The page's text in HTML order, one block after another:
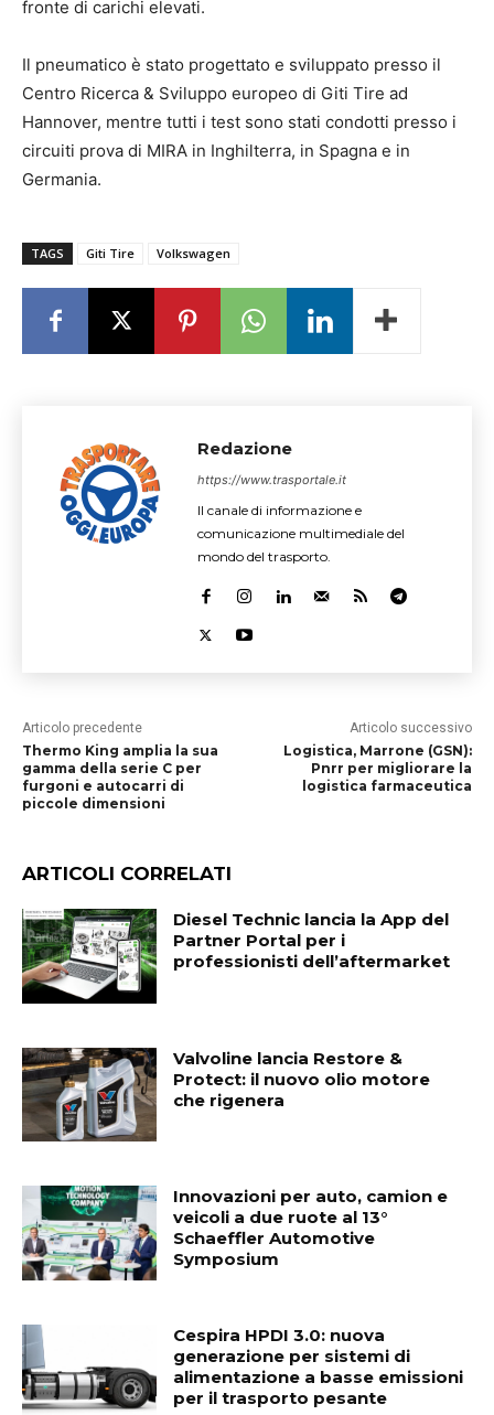
fronte di carichi elevati.
Il pneumatico è stato progettato e sviluppato presso il
Centro Ricerca & Sviluppo europeo di Giti Tire ad
Hannover, mentre tutti i test sono stati condotti presso i
circuiti prova di MIRA in Inghilterra, in Spagna e in
Germania.
TAGS Giti Tire Volkswagen
Redazione
https://www.trasportale.it
Il canale di informazione e
comunicazione multimediale del
mondo del trasporto.
Articolo precedente
Thermo King amplia la sua
gamma della serie C per
furgoni e autocarri di
piccole dimensioni
Articolo successivo
Logistica, Marrone (GSN):
Pnrr per migliorare la
logistica farmaceutica
ARTICOLI CORRELATI
Diesel Technic lancia la App del
Partner Portal per i
professionisti dell’aftermarket
Valvoline lancia Restore &
Protect: il nuovo olio motore
che rigenera
Innovazioni per auto, camion e
veicoli a due ruote al 13°
Schaeffler Automotive
Symposium
Cespira HPDI 3.0: nuova
generazione per sistemi di
alimentazione a basse emissioni
per il trasporto pesante